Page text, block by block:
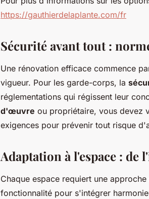
https://gauthierdelaplante.com/fr
Sécurité avant tout :
Une rénovation efficace commence
vigueur. Pour les garde-corps, la
réglementations qui régissent leur
d'œuvre ou propriétaire, vous devez
exigences pour prévenir tout risque
Adaptation à l'espace :
Chaque espace requiert une
fonctionnalité pour s'intégrer